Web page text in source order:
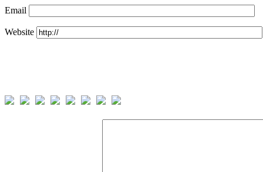
Email
Website